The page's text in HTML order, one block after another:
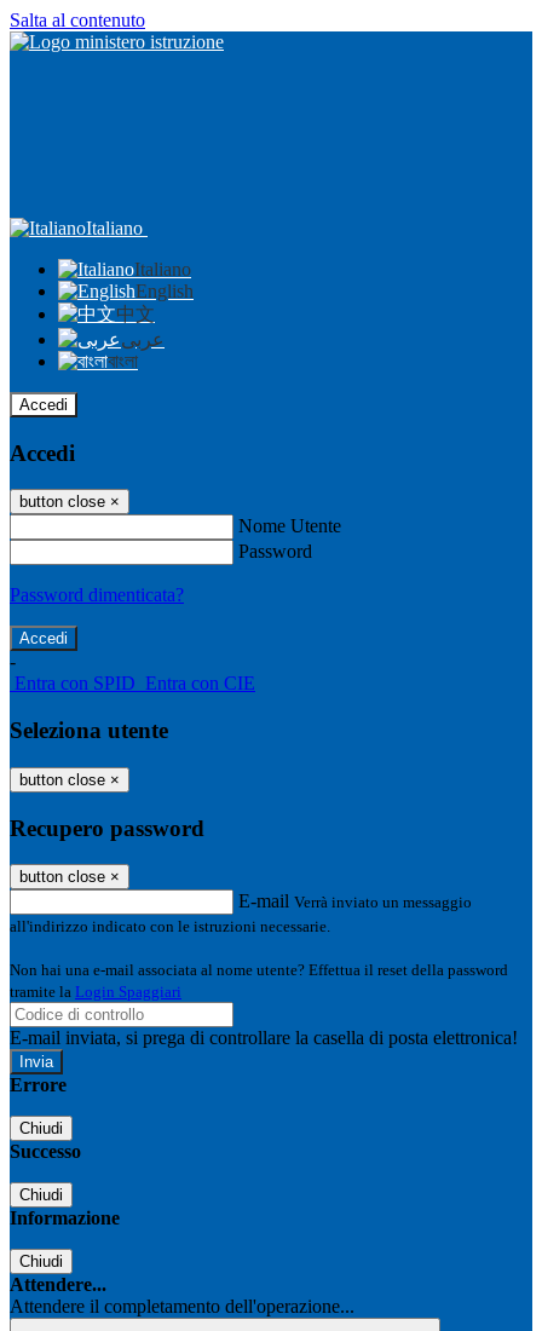
Salta al contenuto
Italiano
Italiano
English
中文
عربى
বাংলা
Accedi
Accedi
button close ×
Nome Utente
Password
Password dimenticata?
-
Entra con SPID Entra con CIE
Seleziona utente
button close ×
Recupero password
button close ×
E-mail Verrà inviato un messaggio
all'indirizzo indicato con le istruzioni necessarie.
Non hai una e-mail associata al nome utente? Effettua il reset della password
tramite la Login Spaggiari
E-mail inviata, si prega di controllare la casella di posta elettronica!
Errore
Chiudi
Successo
Chiudi
Informazione
Chiudi
Attendere...
Attendere il completamento dell'operazione...